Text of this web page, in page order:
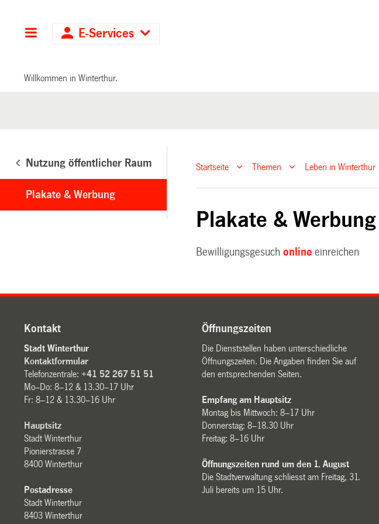
Hauptnavigation
E-Services
Willkommen in Winterthur.
Nutzung öffentlicher Raum
Plakate & Werbung
Startseite Themen Leben in Winterthur
Plakate & Werbung
Bewilligungsgesuchonline einreichen
Kontakt
Stadt Winterthur
Kontaktformular
Telefonzentrale:+41 52 267 51 51
Mo–Do: 8–12 & 13.30–17 Uhr
Fr: 8–12 & 13.30–16 Uhr
Hauptsitz
Stadt Winterthur
Pionierstrasse 7
8400 Winterthur
Postadresse
Stadt Winterthur
8403 Winterthur
Öffnungszeiten
Die Dienststellen haben unterschiedliche
Öffnungszeiten. Die Angaben finden Sie auf
den entsprechenden Seiten.
Empfang am Hauptsitz
Montag bis Mittwoch: 8–17 Uhr
Donnerstag: 8–18.30 Uhr
Freitag: 8–16 Uhr
Öffnungszeiten rund um den 1. August
Die Stadtverwaltung schliesst am Freitag, 31.
Juli bereits um 15 Uhr.